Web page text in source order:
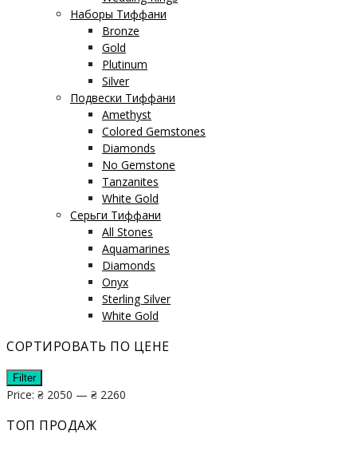
Наборы Тиффани
Bronze
Gold
Plutinum
Silver
Подвески Тиффани
Amethyst
Colored Gemstones
Diamonds
No Gemstone
Tanzanites
White Gold
Серьги Тиффани
All Stones
Aquamarines
Diamonds
Onyx
Sterling Silver
White Gold
СОРТИРОВАТЬ ПО ЦЕНЕ
Filter
Price: ₴ 2050 — ₴ 2260
ТОП ПРОДАЖ